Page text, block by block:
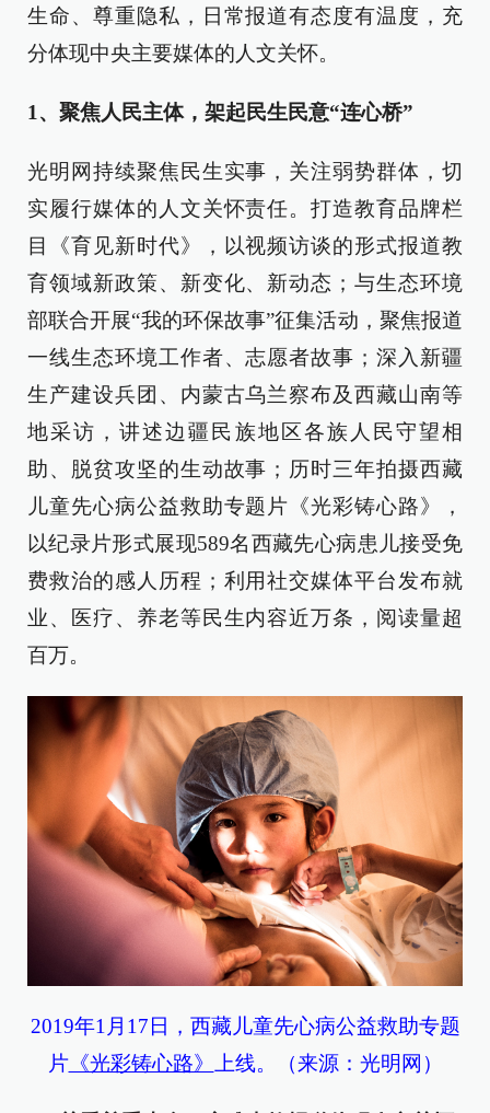
生命、尊重隐私，日常报道有态度有温度，充
分体现中央主要媒体的人文关怀。
1、聚焦人民主体，架起民生民意“连心桥”
光明网持续聚焦民生实事，关注弱势群体，切
实履行媒体的人文关怀责任。打造教育品牌栏
目《育见新时代》，以视频访谈的形式报道教
育领域新政策、新变化、新动态；与生态环境
部联合开展“我的环保故事”征集活动，聚焦报道
一线生态环境工作者、志愿者故事；深入新疆
生产建设兵团、内蒙古乌兰察布及西藏山南等
地采访，讲述边疆民族地区各族人民守望相
助、脱贫攻坚的生动故事；历时三年拍摄西藏
儿童先心病公益救助专题片《光彩铸心路》，
以纪录片形式展现589名西藏先心病患儿接受免
费救治的感人历程；利用社交媒体平台发布就
业、医疗、养老等民生内容近万条，阅读量超
百万。
2019年1月17日，西藏儿童先心病公益救助专题
片《光彩铸心路》 上线。（来源：光明网）